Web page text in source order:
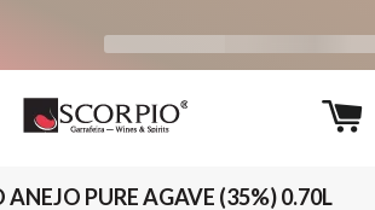
PURE AGAVE (35%) 0.70L